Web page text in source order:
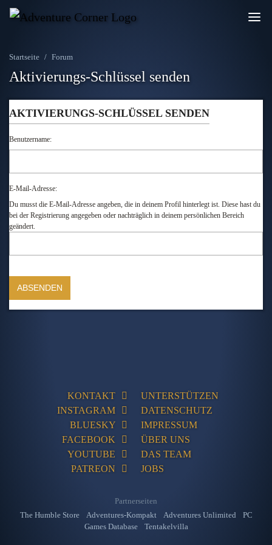
Startseite Forum
Aktivierungs-Schlüssel senden
AKTIVIERUNGS-SCHLÜSSEL SENDEN
Benutzername:
E-Mail-Adresse:
Du musst die E-Mail-Adresse angeben, die in deinem Profil hinterlegt ist. Diese hast du
bei der Registrierung angegeben oder nachträglich in deinem persönlichen Bereich
geändert.
KONTAKT
INSTAGRAM
BLUESKY
FACEBOOK
YOUTUBE
PATREON
UNTERSTÜTZEN
DATENSCHUTZ
IMPRESSUM
ÜBER UNS
DAS TEAM
JOBS
Partnerseiten
The Humble Store
Adventures-Kompakt Adventures Unlimited
PC
Games Database
Tentakelvilla